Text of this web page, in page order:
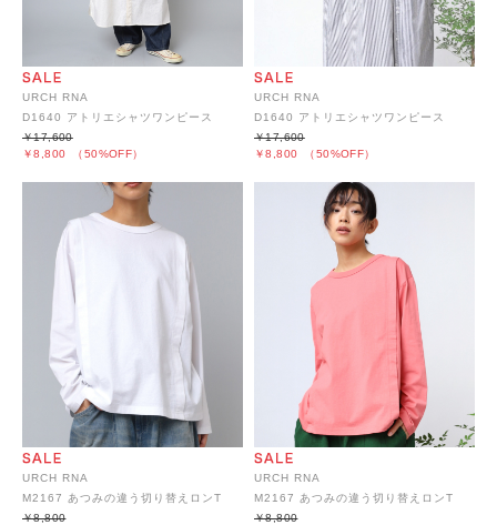
URCH RNA
D1640 アトリエシャツワンピース
￥8,800 （50%OFF）
￥17,600
URCH RNA
D1640 アトリエシャツワンピース
￥8,800 （50%OFF）
￥17,600
URCH RNA
M2167 あつみの違う切り替えロンT
￥8,800
URCH RNA
M2167 あつみの違う切り替えロンT
￥8,800